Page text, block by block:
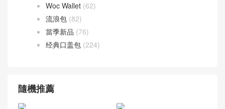
Woc Wallet (62)
流浪包 (82)
當季新品 (76)
经典口盖包 (224)
隨機推薦